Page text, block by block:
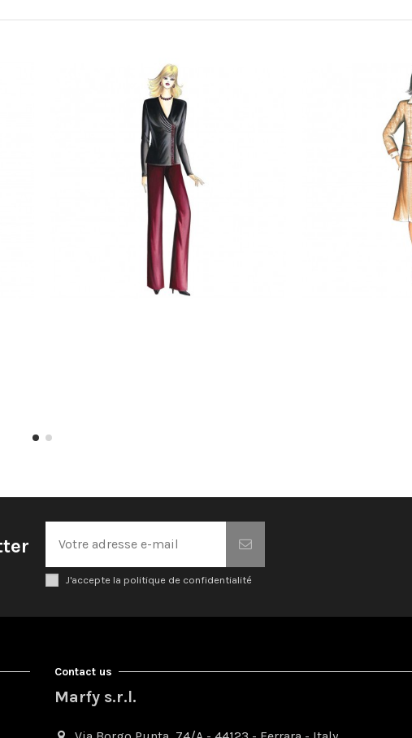
J'accepte la politique de confidentialité
Contact us
Marfy s.r.l.